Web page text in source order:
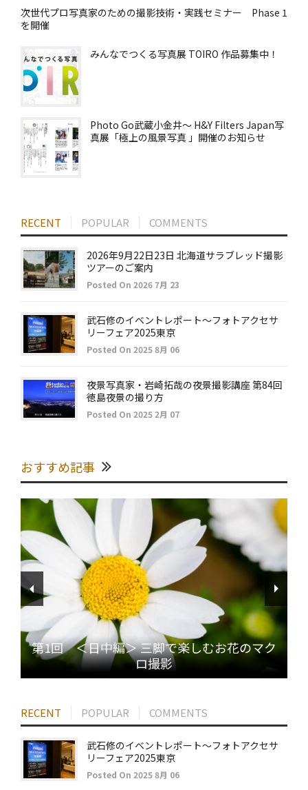
次世代プロ写真家のための撮影技術・実践セミナー Phase 1
を開催
みんなでつくる写真展 TOIRO 作品募集中！
Photo Go武蔵小金井～ H&Y Filters Japan写
真展「極上の風景写真 」開催のお知らせ
RECENT POPULAR COMMENTS
2026年9月22日23日 北海道サラブレッド撮影
ツアーのご案内
Posted On 2026 7月 23
武石修のイベントレポート～フォトアクセサ
リーフェア2025東京
Posted On 2025 8月 06
夜景写真家・岩崎拓哉の夜景撮影講座 第84回
徳島夜景の撮り方
Posted On 2025 2月 07
おすすめ記事
第1回 ＜日中編＞ 三脚で楽しむお花のマク
ロ撮影
RECENT POPULAR COMMENTS
武石修のイベントレポート～フォトアクセサ
リーフェア2025東京
Posted On 2025 8月 06